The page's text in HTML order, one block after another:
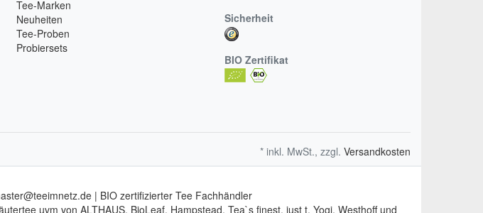
Tee-Marken
Neuheiten
Tee-Proben
Probiersets
Sicherheit
BIO Zertifikat
* inkl. MwSt., zzgl. Versandkosten
| BIO zertifizierter Tee Fachhändler
uvm von ALTHAUS, BioLeaf, Hampstead, Tea`s finest, just t, Yogi, Westhoff und